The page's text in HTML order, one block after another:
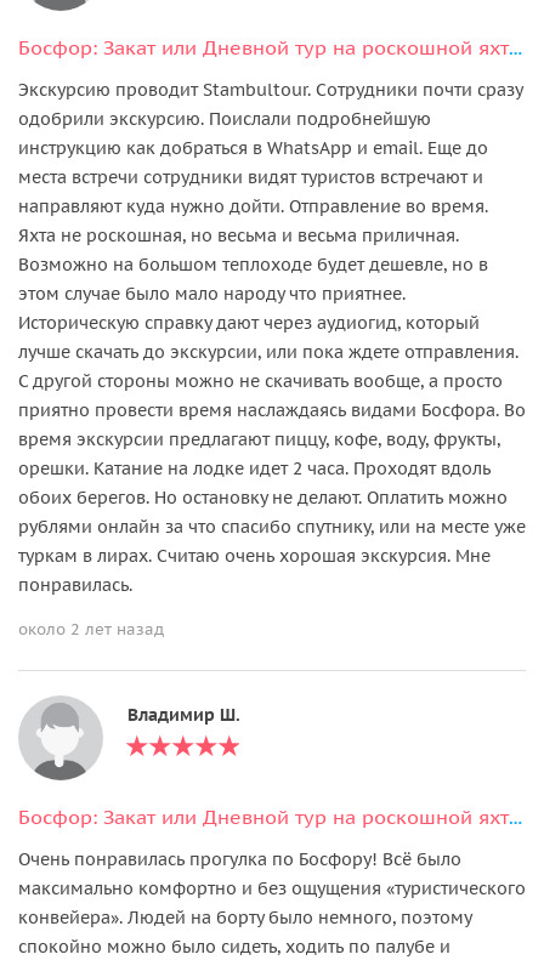
Босфор: Закат или Дневной тур на роскошной яхте с аудиогидом и закусками
Экскурсию проводит Stambultour. Сотрудники почти сразу
одобрили экскурсию. Поислали подробнейшую
инструкцию как добраться в WhatsApp и email. Еще до
места встречи сотрудники видят туристов встречают и
направляют куда нужно дойти. Отправление во время.
Яхта не роскошная, но весьма и весьма приличная.
Возможно на большом теплоходе будет дешевле, но в
этом случае было мало народу что приятнее.
Историческую справку дают через аудиогид, который
лучше скачать до экскурсии, или пока ждете отправления.
С другой стороны можно не скачивать вообще, а просто
приятно провести время наслаждаясь видами Босфора. Во
время экскурсии предлагают пиццу, кофе, воду, фрукты,
орешки. Катание на лодке идет 2 часа. Проходят вдоль
обоих берегов. Но остановку не делают. Оплатить можно
рублями онлайн за что спасибо спутнику, или на месте уже
туркам в лирах. Считаю очень хорошая экскурсия. Мне
понравилась.
около 2 лет назад
Владимир Ш.
Босфор: Закат или Дневной тур на роскошной яхте с аудиогидом и закусками
Очень понравилась прогулка по Босфору! Всё было
максимально комфортно и без ощущения «туристического
конвейера». Людей на борту было немного, поэтому
спокойно можно было сидеть, ходить по палубе и